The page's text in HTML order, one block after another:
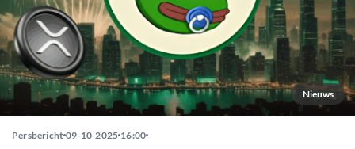
Nieuws
Persbericht 09-10-2025 16:00